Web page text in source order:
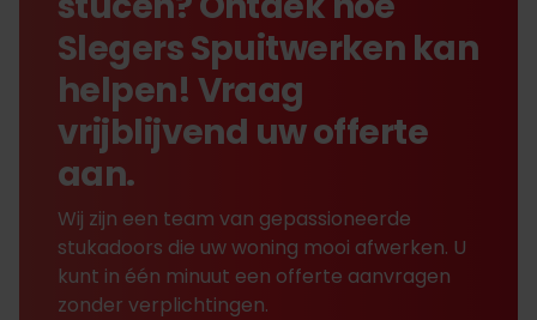
Slegers Spuitwerken kan
helpen! Vraag
vrijblijvend uw offerte
aan.
Wij zijn een team van gepassioneerde
stukadoors die uw woning mooi afwerken. U
kunt in één minuut een offerte aanvragen
zonder verplichtingen.